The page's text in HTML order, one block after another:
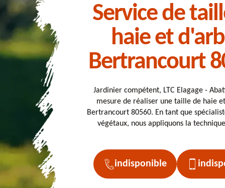
Service de
haie et
Bertrancourt
Jardinier compétent, LTC Elagage -
mesure de réaliser une taille de haie
Bertrancourt 80560. En tant que
végétaux, nous appliquons la
indisponible